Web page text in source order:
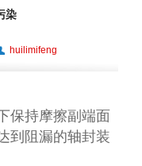
染
huilimifeng
保持摩擦副端面
到阻漏的轴封装